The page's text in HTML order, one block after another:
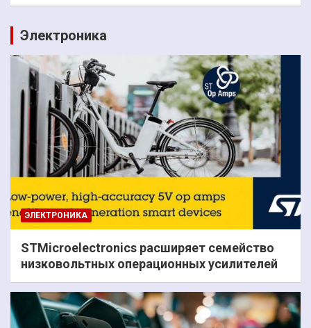
Электроника
ЭЛЕКТРОНИКА
STMicroelectronics расширяет семейство
низковольтных операционных усилителей